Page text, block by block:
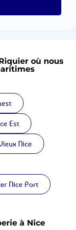
où nous
Est
Nice
Nice Port
à Nice